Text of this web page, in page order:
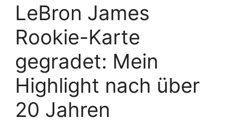
LeBron James
Rookie-Karte
gegradet: Mein
Highlight nach über
20 Jahren